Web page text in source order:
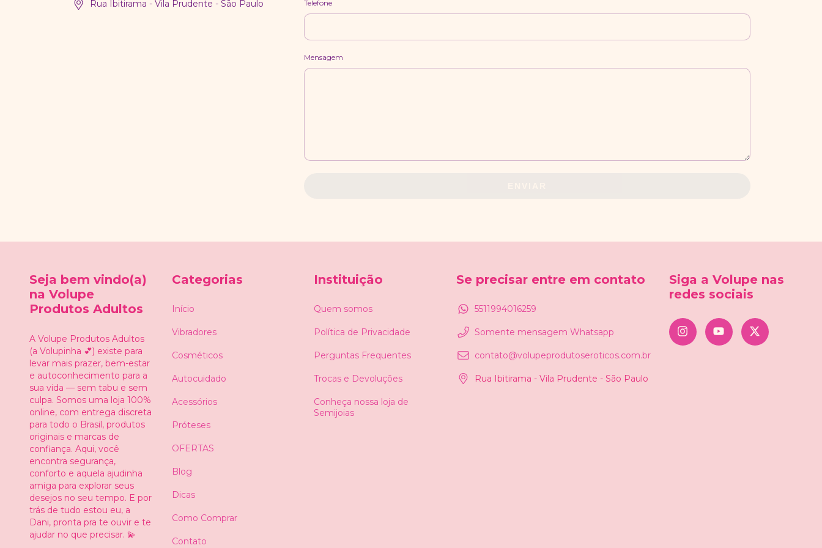
Rua Ibitirama - Vila Prudente - São Paulo Telefone
Mensagem
Seja bem vindo(a)
na Volupe
Produtos Adultos
A Volupe Produtos Adultos
(a Volupinha 💕) existe para
levar mais prazer, bem-estar
e autoconhecimento para a
sua vida — sem tabu e sem
culpa. Somos uma loja 100%
online, com entrega discreta
para todo o Brasil, produtos
originais e marcas de
confiança. Aqui, você
encontra segurança,
conforto e aquela ajudinha
amiga para explorar seus
desejos no seu tempo. E por
trás de tudo estou eu, a
Dani, pronta pra te ouvir e te
ajudar no que precisar. 💫
Categorias
Início
Vibradores
Cosméticos
Autocuidado
Acessórios
Próteses
OFERTAS
Blog
Dicas
Como Comprar
Contato
Instituição
Quem somos
Política de Privacidade
Perguntas Frequentes
Trocas e Devoluções
Conheça nossa loja de
Semijoias
Se precisar entre em contato
5511994016259
Somente mensagem Whatsapp
contato@volupeprodutoseroticos.com.br
Rua Ibitirama - Vila Prudente - São Paulo
Siga a Volupe nas
redes sociais